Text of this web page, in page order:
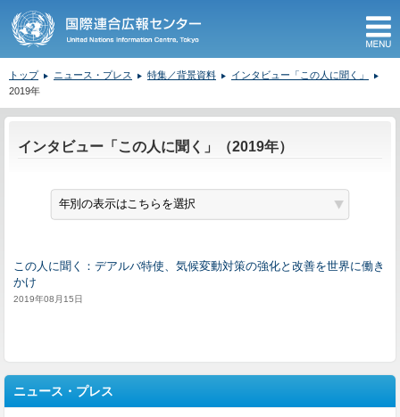
トップ ニュース・プレス 特集／背景資料
インタビュー「この人に聞く」
2019年
インタビュー「この人に聞く」（2019年）
この人に聞く：デアルバ特使、気候変動対策の強化と改善を世界に働き
かけ
2019年08月15日
ニュース・プレス